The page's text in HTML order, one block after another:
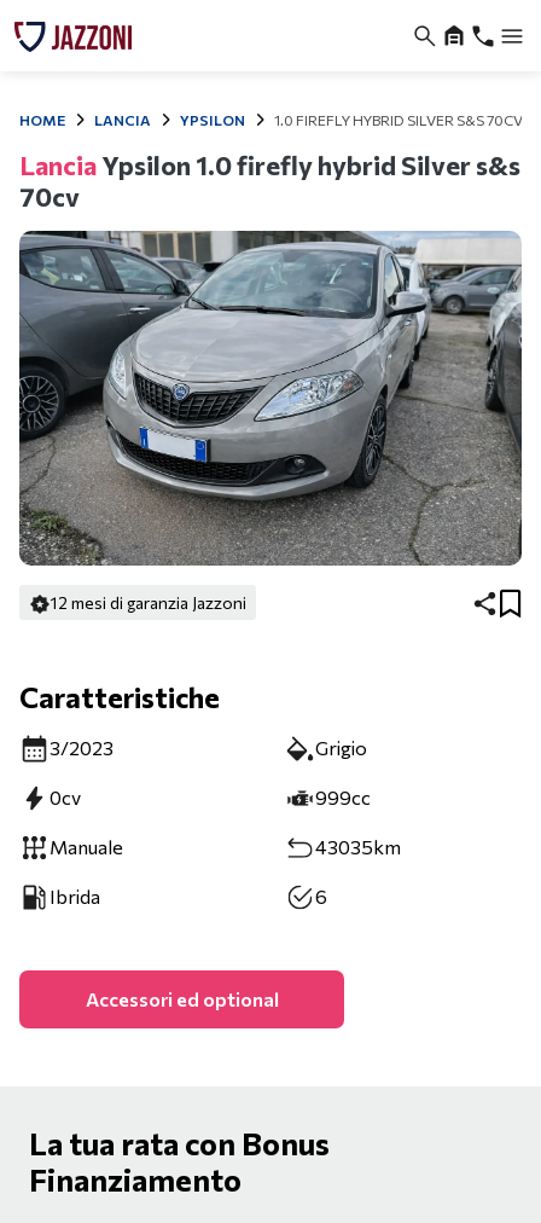
HOME LANCIA YPSILON 1.0 FIREFLY HYBRID SILVER S&S 70CV
LanciaYpsilon 1.0 firefly hybrid Silver s&s
70cv
12 mesi di garanzia Jazzoni
Caratteristiche
3/2023 Grigio
0cv 999cc
Manuale 43035km
Ibrida 6
Accessori ed optional
La tua rata con Bonus
Finanziamento